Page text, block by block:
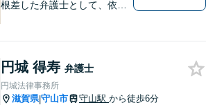
根差した弁護士として、依頼
ます。弁護士に依頼するのは
敷居が高いとお考えの方も、
まずは一度ご相談ください。
円城 得寿 弁護士
円城法律事務所
滋賀県|守山市 守山駅 から徒歩6分